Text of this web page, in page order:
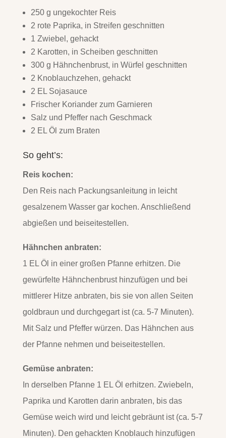
250 g ungekochter Reis
2 rote Paprika, in Streifen geschnitten
1 Zwiebel, gehackt
2 Karotten, in Scheiben geschnitten
300 g Hähnchenbrust, in Würfel geschnitten
2 Knoblauchzehen, gehackt
2 EL Sojasauce
Frischer Koriander zum Garnieren
Salz und Pfeffer nach Geschmack
2 EL Öl zum Braten
So geht’s:
Reis kochen:
Den Reis nach Packungsanleitung in leicht
gesalzenem Wasser gar kochen. Anschließend
abgießen und beiseitestellen.
Hähnchen anbraten:
1 EL Öl in einer großen Pfanne erhitzen. Die
gewürfelte Hähnchenbrust hinzufügen und bei
mittlerer Hitze anbraten, bis sie von allen Seiten
goldbraun und durchgegart ist (ca. 5-7 Minuten).
Mit Salz und Pfeffer würzen. Das Hähnchen aus
der Pfanne nehmen und beiseitestellen.
Gemüse anbraten:
In derselben Pfanne 1 EL Öl erhitzen. Zwiebeln,
Paprika und Karotten darin anbraten, bis das
Gemüse weich wird und leicht gebräunt ist (ca. 5-7
Minuten). Den gehackten Knoblauch hinzufügen